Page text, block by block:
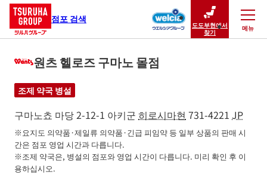
점포 검색
도도부현에서
찾기
메뉴
닫기
원츠 헬로즈 구마노 몰점
조제 약국 병설
구마노쵸 마당 2-12-1 아키군 히로시마현 731-4221 JP
※요지도 의약품·제일류 의약품·긴급 피임약 등 일부 상품의 판매 시
간은 점포 영업 시간과 다릅니다.
※조제 약국은, 병설의 점포와 영업 시간이 다릅니다. 미리 확인 후 이
용하십시오.